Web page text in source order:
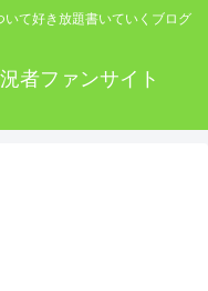
て好き放題書いていくブログ
者ファンサイト